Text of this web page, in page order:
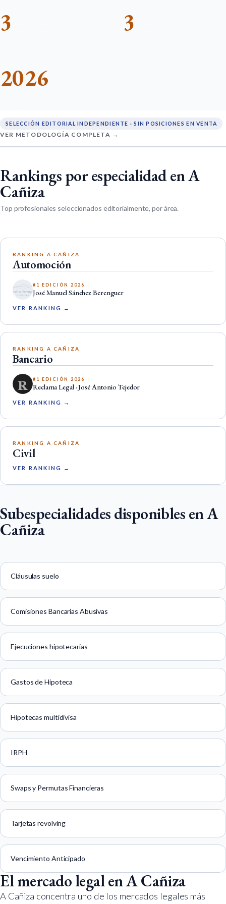
3 3
2026
SELECCIÓN EDITORIAL INDEPENDIENTE · SIN POSICIONES EN VENTA
VER METODOLOGÍA COMPLETA →
Rankings por especialidad en A
Cañiza
Top profesionales seleccionados editorialmente, por área.
RANKING A CAÑIZA
Automoción
#1 EDICIÓN 2026
José Manuel Sánchez Berenguer
VER RANKING →
RANKING A CAÑIZA
Bancario
#1 EDICIÓN 2026
Reclama Legal · José Antonio Tejedor
VER RANKING →
RANKING A CAÑIZA
Civil
VER RANKING →
Subespecialidades disponibles en A
Cañiza
Cláusulas suelo
Comisiones Bancarias Abusivas
Ejecuciones hipotecarias
Gastos de Hipoteca
Hipotecas multidivisa
IRPH
Swaps y Permutas Financieras
Tarjetas revolving
Vencimiento Anticipado
El mercado legal en A Cañiza
A Cañiza concentra uno de los mercados legales más